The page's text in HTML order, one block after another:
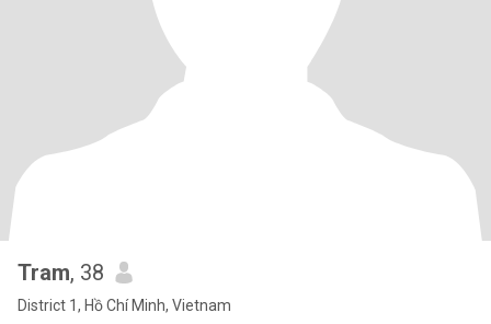
Tram, 38
District 1, Hồ Chí Minh, Vietnam